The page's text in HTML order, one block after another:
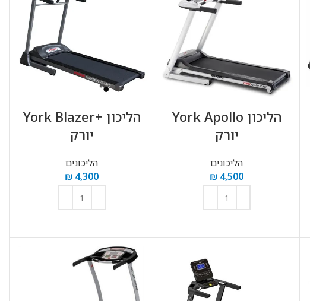
הליכון York Apollo
יורק
הליכונים
₪ 4,500
הליכון York Blazer+‎
יורק
הליכונים
₪ 4,300